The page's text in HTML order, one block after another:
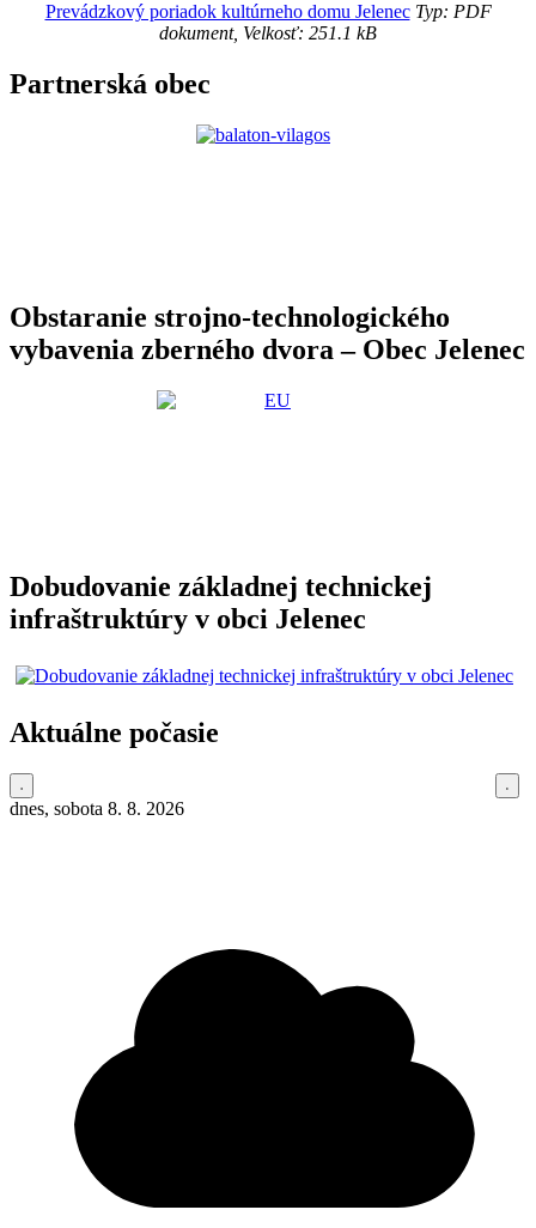
Prevádzkový poriadok kultúrneho domu JelenecTyp: PDF
dokument, Velkosť: 251.1 kB
Partnerská obec
Obstaranie strojno-technologického
vybavenia zberného dvora – Obec Jelenec
Dobudovanie základnej technickej
infraštruktúry v obci Jelenec
Aktuálne počasie
dnes, sobota 8. 8. 2026